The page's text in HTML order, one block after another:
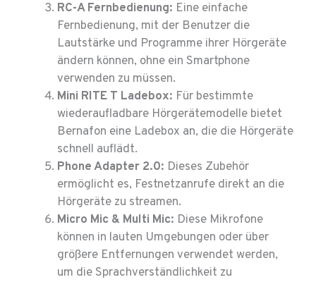
RC-A Fernbedienung: Eine einfache
Fernbedienung, mit der Benutzer die
Lautstärke und Programme ihrer Hörgeräte
ändern können, ohne ein Smartphone
verwenden zu müssen.
Mini RITE T Ladebox: Für bestimmte
wiederaufladbare Hörgerätemodelle bietet
Bernafon eine Ladebox an, die die Hörgeräte
schnell auflädt.
Phone Adapter 2.0: Dieses Zubehör
ermöglicht es, Festnetzanrufe direkt an die
Hörgeräte zu streamen.
Micro Mic & Multi Mic: Diese Mikrofone
können in lauten Umgebungen oder über
größere Entfernungen verwendet werden,
um die Sprachverständlichkeit zu